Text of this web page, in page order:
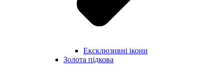
Ексклюзивні ікони
Золота підкова